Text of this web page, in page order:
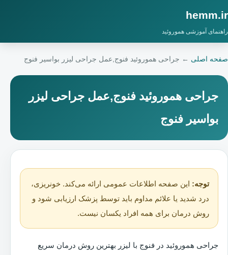
hemm.ir
راهنمای آموزشی هموروئید
صفحه اصلی ← جراحی هموروئید فنوج,عمل جراحی لیزر بواسیر فنوج
جراحی هموروئید فنوج,عمل جراحی لیزر
بواسیر فنوج
توجه: این صفحه اطلاعات عمومی ارائه می‌کند. خونریزی،
درد شدید یا علائم مداوم باید توسط پزشک ارزیابی شود و
روش درمان برای همه افراد یکسان نیست.
جراحی هموروئید در فنوج با لیزر بهترین روش درمان سریع